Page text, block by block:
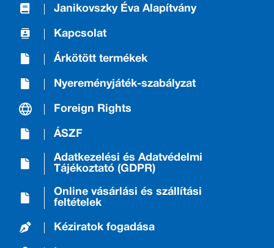
Janikovszky Éva Alapítvány
Kapcsolat
Árkötött termékek
Nyereményjáték-szabályzat
Foreign Rights
ÁSZF
Adatkezelési és Adatvédelmi
Tájékoztató (GDPR)
Online vásárlási és szállítási
feltételek
Kéziratok fogadása